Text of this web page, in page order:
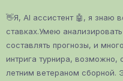
👋Я, AI ассистент 🤖, я знаю
ставках.Умею
составлять прогнозы, и
интрига турнира,
летним ветераном сборной.